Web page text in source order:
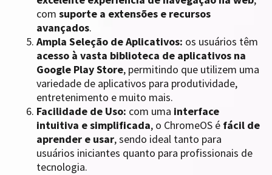
com suporte a extensões e recursos
avançados.
Ampla Seleção de Aplicativos: os usuários têm
acesso à vasta biblioteca de aplicativos na
Google Play Store, permitindo que utilizem uma
variedade de aplicativos para produtividade,
entretenimento e muito mais.
Facilidade de Uso: com uma interface
intuitiva e simplificada, o ChromeOS é fácil de
aprender e usar, sendo ideal tanto para
usuários iniciantes quanto para profissionais de
tecnologia.